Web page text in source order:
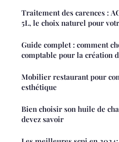
Traitement des carences :
5L, le choix naturel pour
Guide complet : comment
comptable pour la création
Mobilier restaurant pour
esthétique
Bien choisir son huile de
devez savoir